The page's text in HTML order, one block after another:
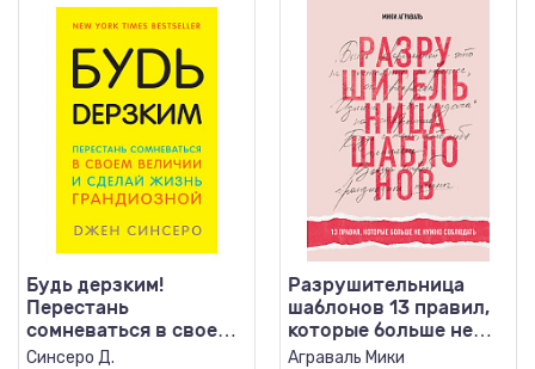
Будь дерзким!
Перестань
сомневаться в своем
величии и сделай
Синсеро Д.
Разрушительница
шаблонов 13 правил,
которые больше не
нужно соблюдать
Аграваль Мики